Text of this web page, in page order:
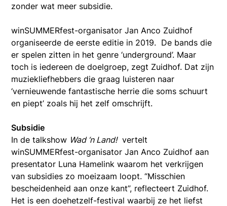
zonder wat meer subsidie.
winSUMMERfest-organisator Jan Anco Zuidhof
organiseerde de eerste editie in 2019. De bands die
er spelen zitten in het genre ‘underground’. Maar
toch is iedereen de doelgroep, zegt Zuidhof. Dat zijn
muziekliefhebbers die graag luisteren naar
‘vernieuwende fantastische herrie die soms schuurt
en piept’ zoals hij het zelf omschrijft.
Subsidie
In de talkshow Wad ‘n Land!vertelt
winSUMMERfest-organisator Jan Anco Zuidhof aan
presentator Luna Hamelink waarom het verkrijgen
van subsidies zo moeizaam loopt. “Misschien
bescheidenheid aan onze kant”, reflecteert Zuidhof.
Het is een doehetzelf-festival waarbij ze het liefst